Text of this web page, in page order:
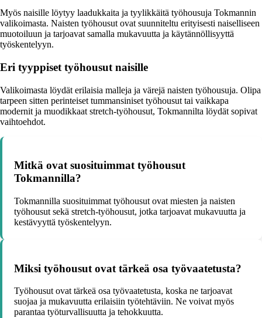
Myös naisille löytyy laadukkaita ja tyylikkäitä työhousuja Tokmannin
valikoimasta. Naisten työhousut ovat suunniteltu erityisesti naiselliseen
muotoiluun ja tarjoavat samalla mukavuutta ja käytännöllisyyttä
työskentelyyn.
Eri tyyppiset työhousut naisille
Valikoimasta löydät erilaisia malleja ja värejä naisten työhousuja. Olipa
tarpeen sitten perinteiset tummansiniset työhousut tai vaikkapa
modernit ja muodikkaat stretch-työhousut, Tokmannilta löydät sopivat
vaihtoehdot.
Mitkä ovat suosituimmat työhousut
Tokmannilla?
Tokmannilla suosituimmat työhousut ovat miesten ja naisten
työhousut sekä stretch-työhousut, jotka tarjoavat mukavuutta ja
kestävyyttä työskentelyyn.
Miksi työhousut ovat tärkeä osa työvaatetusta?
Työhousut ovat tärkeä osa työvaatetusta, koska ne tarjoavat
suojaa ja mukavuutta erilaisiin työtehtäviin. Ne voivat myös
parantaa työturvallisuutta ja tehokkuutta.